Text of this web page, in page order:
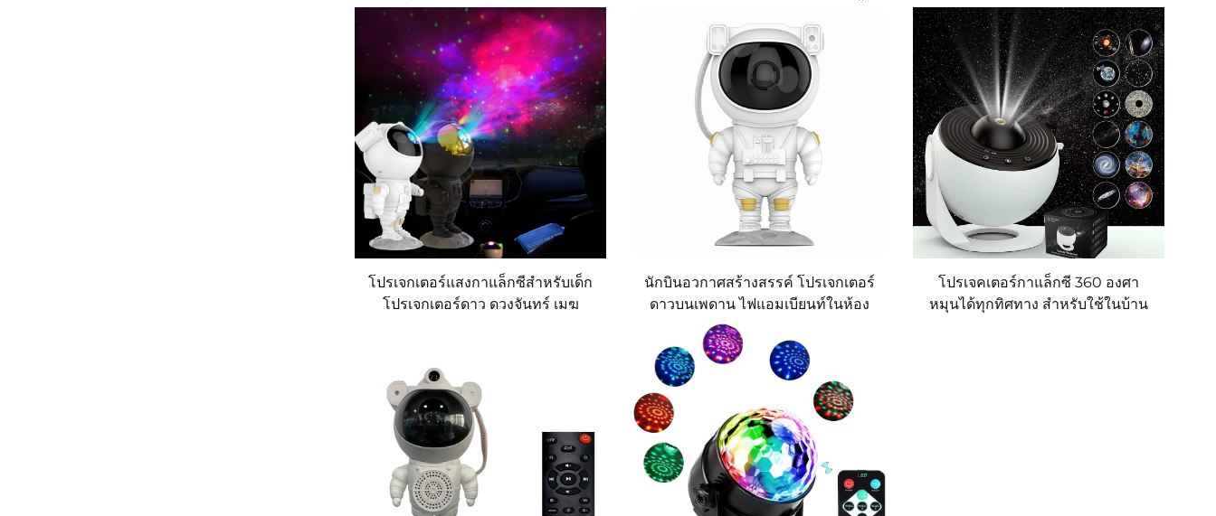
สตาร์รี่ไนท์ไลท์ โปรเจกเตอร์แสงออ
โรร่า
เวลาได้ LED นักบินอวกาศ ไฟโปรเจก
เตอร์กาแล็กซี
พร้อมเสียงขาว ควบคุมจากระยะไกล
โคมไฟโปรเจกเตอร์ท้องฟ้า đầyดาว
โปรเจกเตอร์แสงกาแล็กซีสำหรับเด็ก
โปรเจกเตอร์ดาว ดวงจันทร์ เมฆ
นักบินอวกาศสร้างสรรค์ โปรเจกเตอร์
ดาวบนเพดาน ไฟแอมเบียนท์ในห้อง
นอน ไฟกลางคืนระลึกถึงการลงจอด
บนดวงจันทร์ โปรเจกเตอร์ดาว
โปรเจคเตอร์กาแล็กซี 360 องศา
หมุนได้ทุกทิศทาง สำหรับใช้ในบ้าน